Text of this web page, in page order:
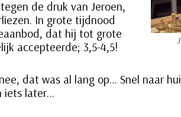
de druk van Jeroen,
In grote tijdnood
dat hij tot grote
accepteerde; 3,5-4,5!
dat was al lang op… Snel naar
iets later…